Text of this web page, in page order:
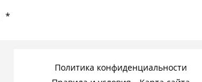
*
Политика конфиденциальности